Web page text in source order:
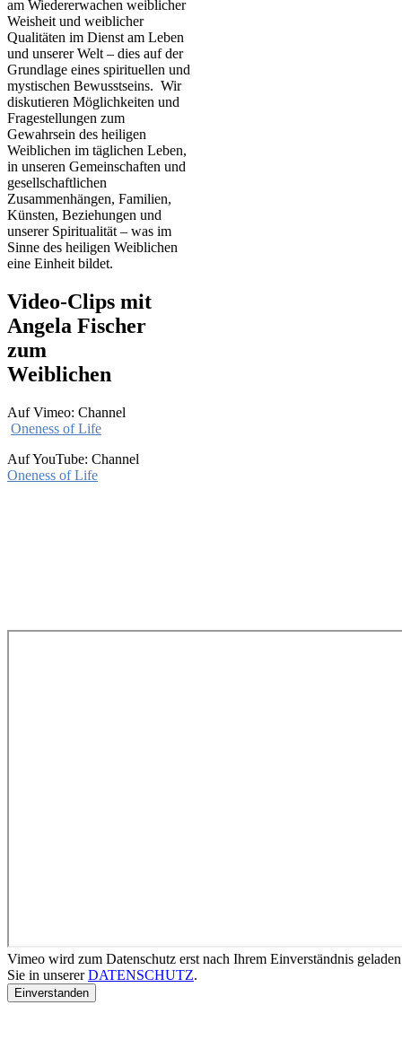
am Wiedererwachen weiblicher
Weisheit und weiblicher
Qualitäten im Dienst am Leben
und unserer Welt – dies auf der
Grundlage eines spirituellen und
mystischen Bewusstseins. Wir
diskutieren Möglichkeiten und
Fragestellungen zum
Gewahrsein des heiligen
Weiblichen im täglichen Leben,
in unseren Gemeinschaften und
gesellschaftlichen
Zusammenhängen, Familien,
Künsten, Beziehungen und
unserer Spiritualität – was im
Sinne des heiligen Weiblichen
eine Einheit bildet.
Video-Clips mit
Angela Fischer
zum
Weiblichen
Auf Vimeo: Channel
Oneness of Life
Auf YouTube: Channel
Oneness of Life
Vimeo wird zum Datenschutz erst nach Ihrem Einverständnis
Sie in unsererDATENSCHUTZ.
Einverstanden